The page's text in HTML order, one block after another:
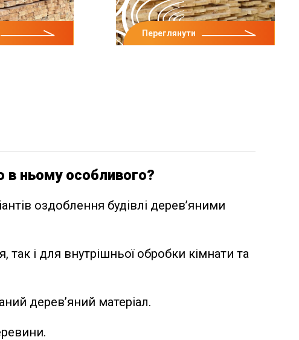
Переглянути
в ньому особливого?
оздоблення будівлі дерев’яними
і для внутрішньої обробки кімнати та
дерев’яний матеріал.